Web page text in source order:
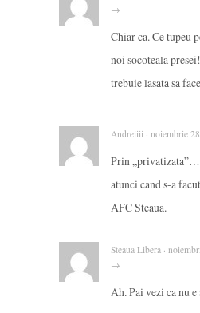
→
Chiar ca. Ce tupeu
noi socoteala
trebuie lasata sa
Andreiiii · noiembrie
Prin „privatizata”…
atunci cand s-a
AFC Steaua.
Steaua Libera ·
→
Ah. Pai vezi ca nu